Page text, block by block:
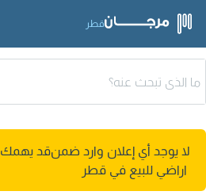
قطر
لا يوجد أي إعلان وارد ضمنقد يهمك
اراضي للبيع في قطر